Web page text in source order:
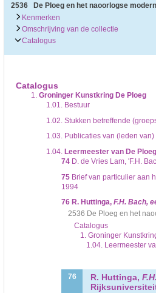
• Inventaris of plaatsingslijst
• Eventueel bijlagen
De kenmerken van het archief zijn o.m. de
De inleiding op het archief bevat
bevatten.
Bij het zoeken in de inventaris wordt de
niveau voor, dan voldoen onderliggende
2536 De Ploeg en het naoorlogse
Kenmerken
Omschrijving van de collectie
Catalogus
Catalogus
1. Groninger Kunstkring De Ploeg
1.01.Bestuur
1.02.Stukken betreffende
1.03.Publicaties van (leden van)
1.04. Leermeester van De
74D. de Vries Lam, 'F.H.
75Brief van particulier aan
1994
76 R. Huttinga, F.H. Bach,
2536 De Ploeg en het
Catalogus
1. Groninger
1.04. Leermeester
76 R. Huttinga,